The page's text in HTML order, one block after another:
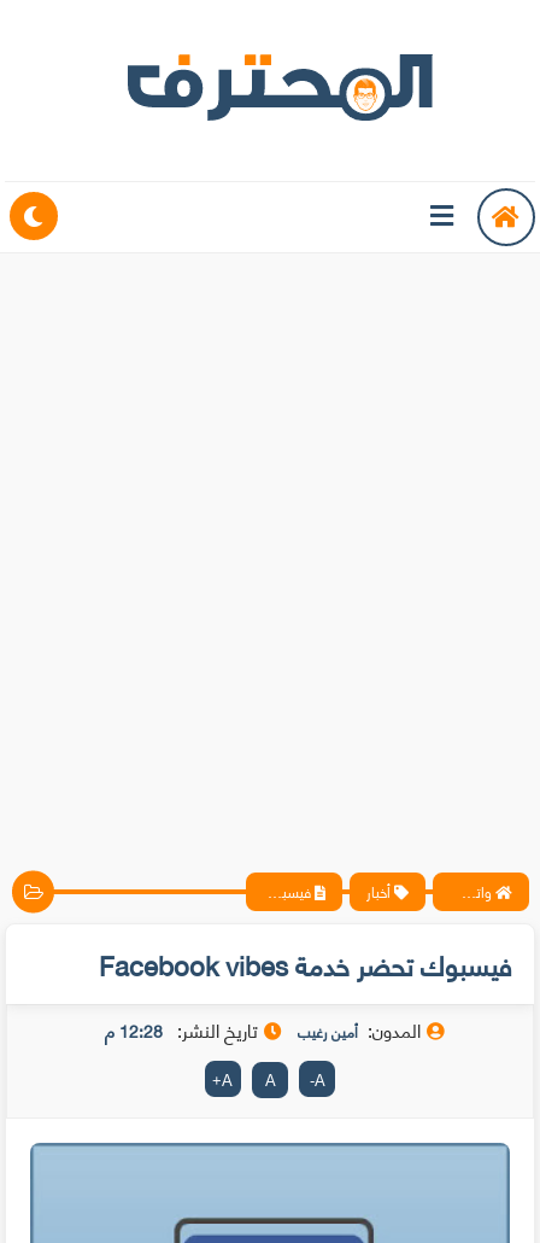
واتس آب ، فيسبوك ، أنترنت ، شروحات تقنية حصرية - المحترف أخبار فيسبوك تحضر خدمة Facebook vibes
فيسبوك تحضر خدمة Facebook vibes
المدون: أمين رغيب تاريخ النشر: 12:28 م
A
-
A
A
+